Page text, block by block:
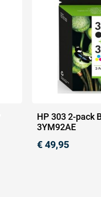
HP 303 2-pack
3YM92AE
€ 49,95